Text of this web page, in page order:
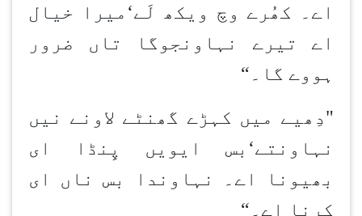
اے۔ کھُرے وچ ویکھ لَے‘ میرا خیال
اے تیرے نہاون جوگا تاں ضرور
ہووے گا۔ “
"دِھیے میں کہڑے گھنٹے لاونے نیں
نہاون تے‘ بس ایویں پِنڈا ای
بھیونا اے۔ نہاون دا بس ناں ای
کرنا اے۔ “